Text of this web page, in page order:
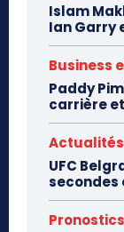
Islam
Ian Garry
Business
Paddy
carrière
Actualités
UFC
secondes
Pronostics